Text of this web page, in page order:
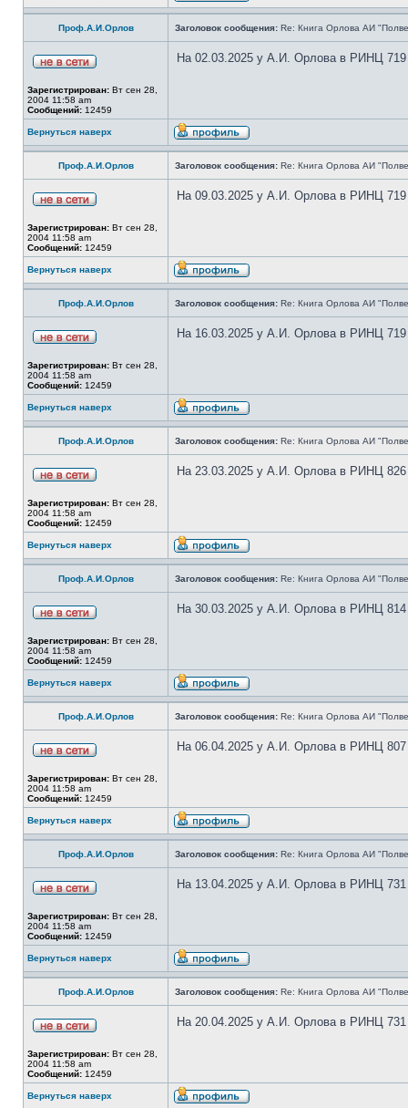
Проф.А.И.Орлов Заголовок сообщения: Re: Книга Орлова АИ
Зарегистрирован: Вт сен 28,
2004 11:58 am
Сообщений: 12459
На 02.03.2025 у А.И. Орлова в РИНЦ 719
Вернуться наверх
Проф.А.И.Орлов Заголовок сообщения: Re: Книга Орлова АИ
Зарегистрирован: Вт сен 28,
2004 11:58 am
Сообщений: 12459
На 09.03.2025 у А.И. Орлова в РИНЦ 719
Вернуться наверх
Проф.А.И.Орлов Заголовок сообщения: Re: Книга Орлова АИ
Зарегистрирован: Вт сен 28,
2004 11:58 am
Сообщений: 12459
На 16.03.2025 у А.И. Орлова в РИНЦ 719
Вернуться наверх
Проф.А.И.Орлов Заголовок сообщения: Re: Книга Орлова АИ
Зарегистрирован: Вт сен 28,
2004 11:58 am
Сообщений: 12459
На 23.03.2025 у А.И. Орлова в РИНЦ 826
Вернуться наверх
Проф.А.И.Орлов Заголовок сообщения: Re: Книга Орлова АИ
Зарегистрирован: Вт сен 28,
2004 11:58 am
Сообщений: 12459
На 30.03.2025 у А.И. Орлова в РИНЦ 814
Вернуться наверх
Проф.А.И.Орлов Заголовок сообщения: Re: Книга Орлова АИ
Зарегистрирован: Вт сен 28,
2004 11:58 am
Сообщений: 12459
На 06.04.2025 у А.И. Орлова в РИНЦ 807
Вернуться наверх
Проф.А.И.Орлов Заголовок сообщения: Re: Книга Орлова АИ
Зарегистрирован: Вт сен 28,
2004 11:58 am
Сообщений: 12459
На 13.04.2025 у А.И. Орлова в РИНЦ 731
Вернуться наверх
Проф.А.И.Орлов Заголовок сообщения: Re: Книга Орлова АИ
Зарегистрирован: Вт сен 28,
2004 11:58 am
Сообщений: 12459
На 20.04.2025 у А.И. Орлова в РИНЦ 731
Вернуться наверх